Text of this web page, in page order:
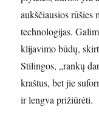
aukščiausios rūšies
technologijas.
klijavimo būdų,
Stilingos, „rankų
kraštus, bet jie
ir lengva prižiūrėti.